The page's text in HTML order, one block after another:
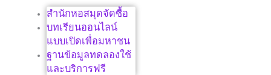
สำนักหอสมุดจัดซื้อ
บทเรียนออนไลน์
แบบเปิดเพื่อมหาชน
ฐานข้อมูลทดลองใช้
และบริการฟรี